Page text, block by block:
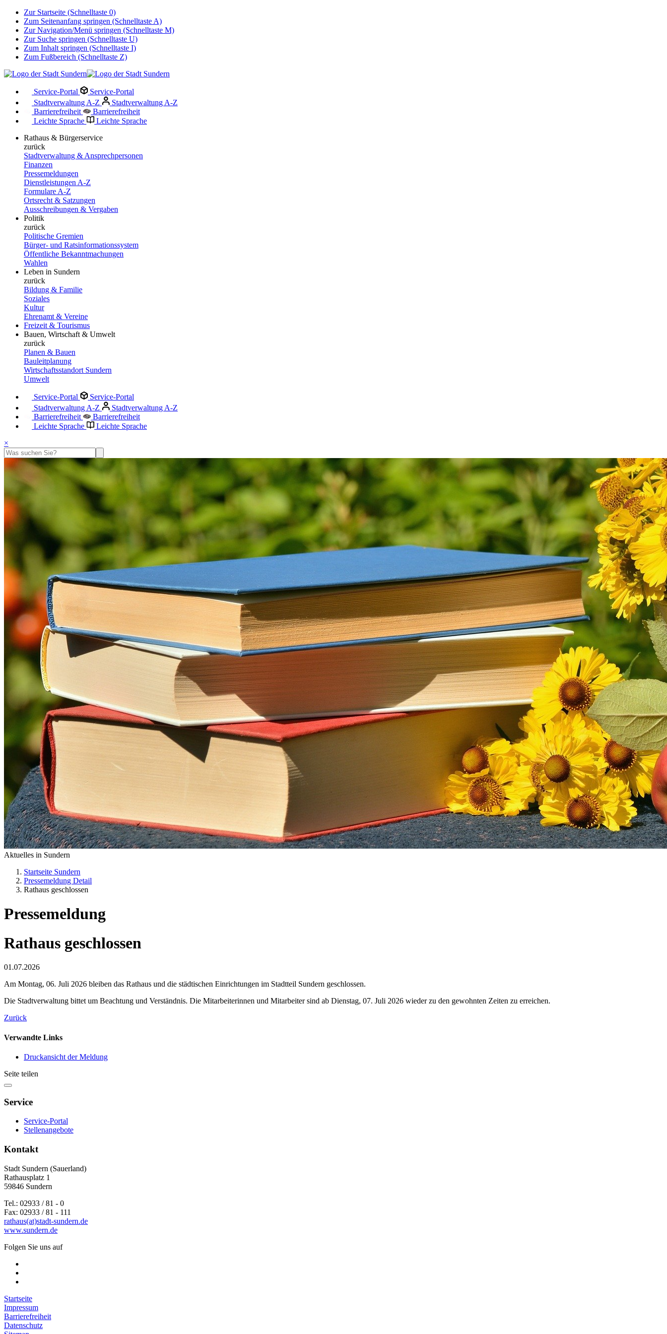
Zur Startseite (Schnelltaste 0)
Zum Seitenanfang springen (Schnelltaste A)
Zur Navigation/Menü springen (Schnelltaste M)
Zur Suche springen (Schnelltaste U)
Zum Inhalt springen (Schnelltaste I)
Zum Fußbereich (Schnelltaste Z)
Service-Portal
Service-Portal
Stadtverwaltung A-Z
Stadtverwaltung A-Z
Barrierefreiheit
Barrierefreiheit
Leichte Sprache
Leichte Sprache
Rathaus & Bürgerservice
zurück
Stadtverwaltung & Ansprechpersonen
Finanzen
Pressemeldungen
Dienstleistungen A-Z
Formulare A-Z
Ortsrecht & Satzungen
Ausschreibungen & Vergaben
Politik
zurück
Politische Gremien
Bürger- und Ratsinformationssystem
Öffentliche Bekanntmachungen
Wahlen
Leben in Sundern
zurück
Bildung & Familie
Soziales
Kultur
Ehrenamt & Vereine
Freizeit & Tourismus
Bauen, Wirtschaft & Umwelt
zurück
Planen & Bauen
Bauleitplanung
Wirtschaftsstandort Sundern
Umwelt
Service-Portal
Service-Portal
Stadtverwaltung A-Z
Stadtverwaltung A-Z
Barrierefreiheit
Barrierefreiheit
Leichte Sprache
Leichte Sprache
×
Aktuelles in Sundern
Startseite Sundern
Pressemeldung Detail
Rathaus geschlossen
Pressemeldung
Rathaus geschlossen
01.07.2026
Am Montag, 06. Juli 2026 bleiben das Rathaus und die städtischen Einrichtungen im Stadtteil Sundern geschlossen.
Die Stadtverwaltung bittet um Beachtung und Verständnis. Die Mitarbeiterinnen und Mitarbeiter sind ab Dienstag, 07. Juli 2026 wieder zu den gewohnten Zeiten zu erreichen.
Zurück
Verwandte Links
Druckansicht der Meldung
Seite teilen
Service
Service-Portal
Stellenangebote
Kontakt
Stadt Sundern (Sauerland)
Rathausplatz 1
59846 Sundern
Tel.: 02933 / 81 - 0
Fax: 02933 / 81 - 111
rathaus(at)stadt-sundern.de
www.sundern.de
Folgen Sie uns auf
Startseite
Impressum
Barrierefreiheit
Datenschutz